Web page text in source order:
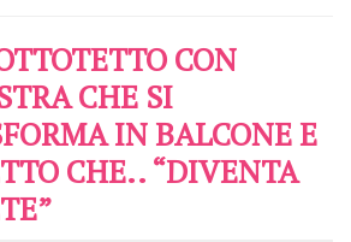
CON
CHE SI
IN BALCONE E
CHE.. “DIVENTA